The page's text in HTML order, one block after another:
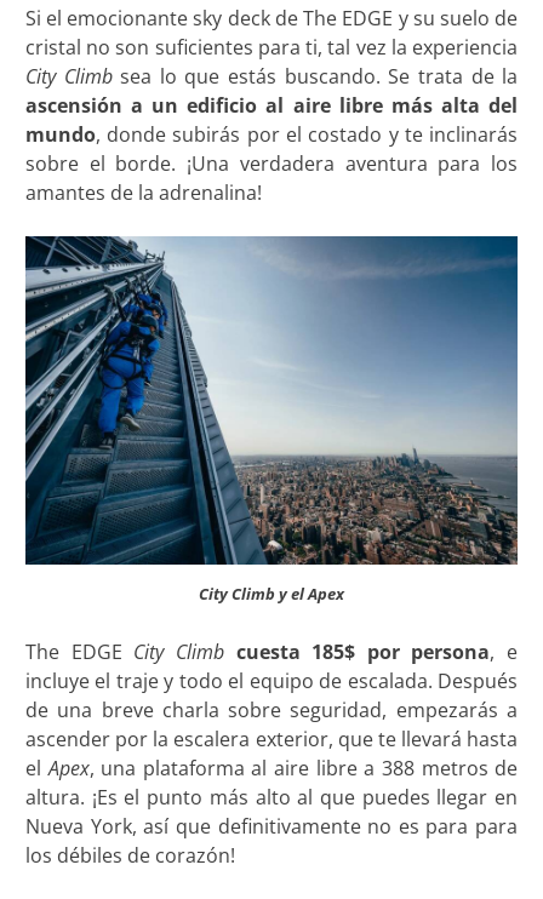
Si el emocionante sky deck de The EDGE y su suelo de
cristal no son suficientes para ti, tal vez la experiencia
City Climbsea lo que estás buscando. Se trata de la
ascensión a un edificio al aire libre más alta del
mundo, donde subirás por el costado y te inclinarás
sobre el borde. ¡Una verdadera aventura para los
amantes de la adrenalina!
City Climb y el Apex
The EDGE City Climb cuesta 185$ por persona, e
incluye el traje y todo el equipo de escalada. Después
de una breve charla sobre seguridad, empezarás a
ascender por la escalera exterior, que te llevará hasta
elApex, una plataforma al aire libre a 388 metros de
altura. ¡Es el punto más alto al que puedes llegar en
Nueva York, así que definitivamente no es para para
los débiles de corazón!